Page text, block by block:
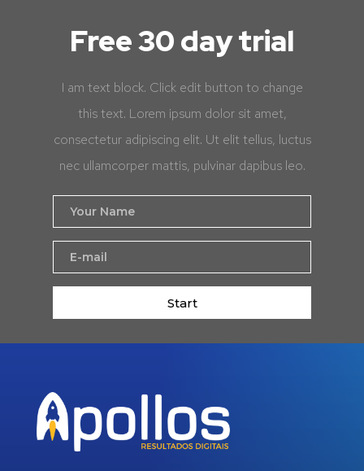
Free 30 day trial
I am text block. Click edit button to change
this text. Lorem ipsum dolor sit amet,
consectetur adipiscing elit. Ut elit tellus, luctus
nec ullamcorper mattis, pulvinar dapibus leo.
Start